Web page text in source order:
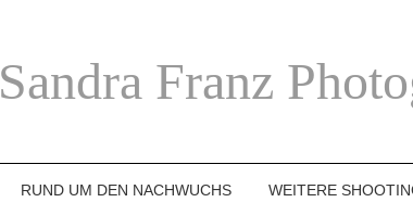
Sandra Franz
RUND UM DEN NACHWUCHS WEITERE